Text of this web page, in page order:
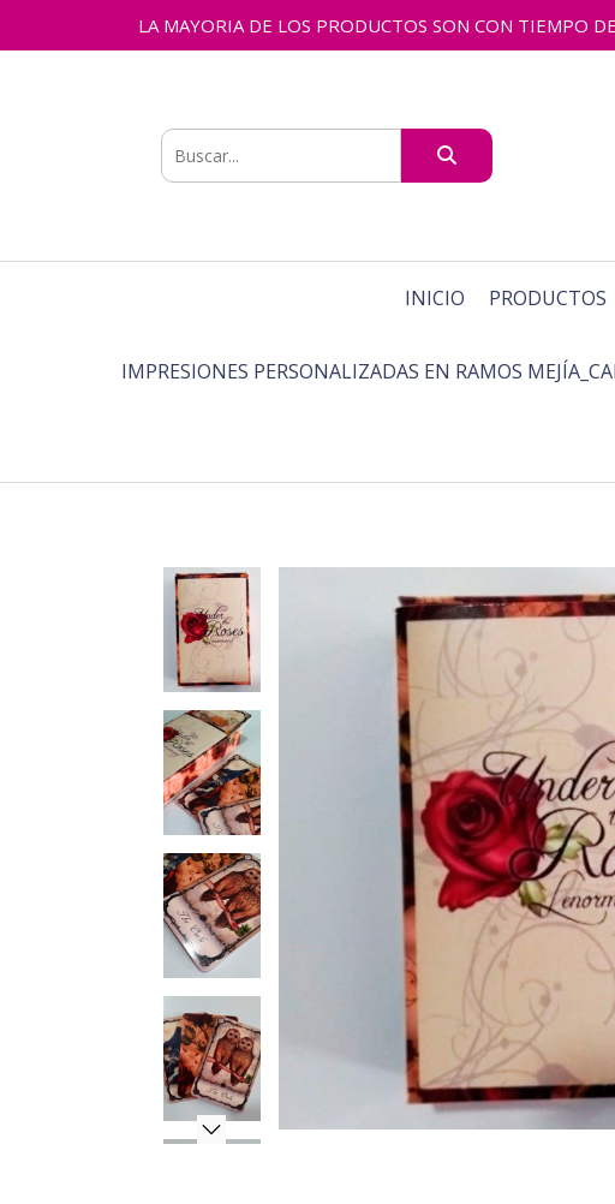
LA MAYORIA DE LOS PRODUCTOS SON CON
INICIO PRODUCTOS
IMPRESIONES PERSONALIZADAS EN RAMOS